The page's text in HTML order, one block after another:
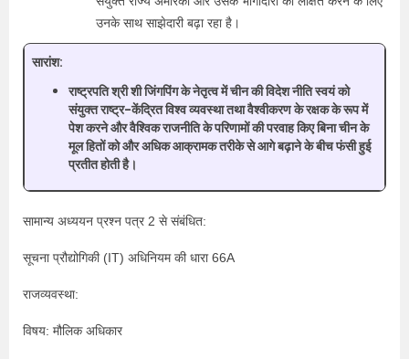
उनके साथ साझेदारी बढ़ा रहा है।
सारांश:
राष्ट्रपति श्री शी जिंगपिंग के नेतृत्व में चीन की विदेश नीति स्वयं को
संयुक्त राष्ट्र-केंद्रित विश्व व्यवस्था तथा वैश्वीकरण के रक्षक के रूप में
पेश करने और वैश्विक राजनीति के परिणामों की परवाह किए बिना चीन के
मूल हितों को और अधिक आक्रामक तरीके से आगे बढ़ाने के बीच फंसी हुई
प्रतीत होती है।
सामान्य अध्ययन प्रश्न पत्र 2 से संबंधित:
सूचना प्रौद्योगिकी (IT) अधिनियम की धारा 66A
राजव्यवस्था:
विषय: मौलिक अधिकार